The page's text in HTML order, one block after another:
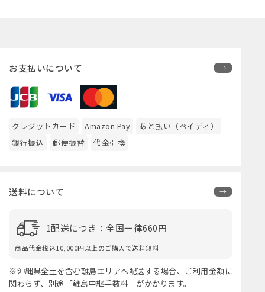
お支払いについて
クレジットカード Amazon Pay
あと払い（ペイディ）
銀行振込
郵便振替 代金引換
送料について
1配送につき：全国一律660円
商品代金税込10,000円以上のご購入で送料無料
※沖縄県全土を含む離島エリアへ配送する場合、ご利用金額に
関わらず、別途「離島中継手数料」がかかります。